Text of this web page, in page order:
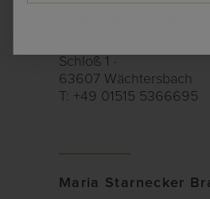
Schloß 1 ·
63607 Wächtersbach
T: +49 01515 5366695
Maria Starnecker